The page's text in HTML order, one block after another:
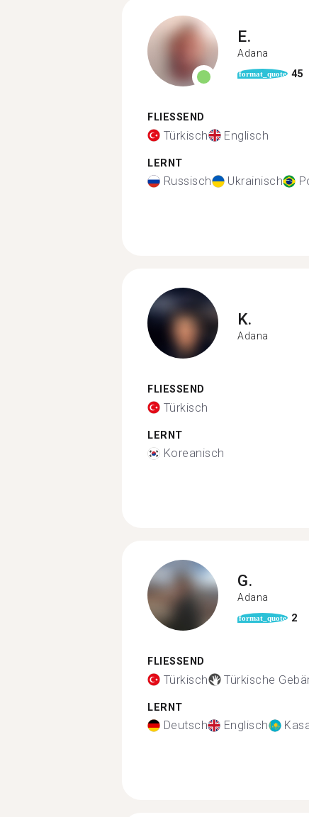
E.
Adana
format_quote 45
FLIESSEND
Türkisch Englisch
LERNT
Russisch Ukrainisch
K.
Adana
FLIESSEND
Türkisch
LERNT
Koreanisch
G.
Adana
format_quote 2
FLIESSEND
Türkisch Türkische
LERNT
Deutsch Englisch